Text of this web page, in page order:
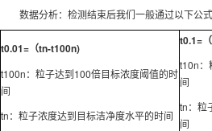
数据分析：检测结束后我们一般通过以下公式
t0.01=（tn-t100n)
t100n：粒子达到100倍目标浓度阈值的时
间
tn：粒子浓度达到目标洁净度水平的时间
t0.1=
t10n：
间
tn：粒
间